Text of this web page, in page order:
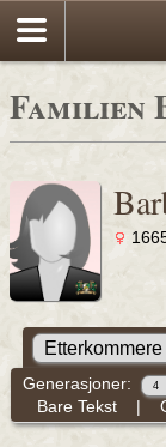
Familien
Generasjoner:
Bare Tekst|